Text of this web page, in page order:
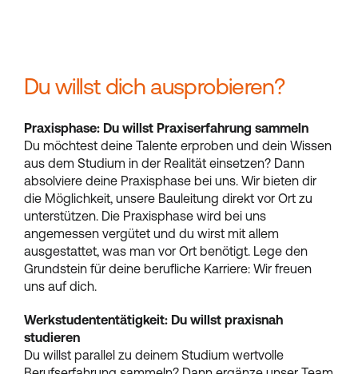
Du willst dich ausprobieren?
Praxisphase: Du willst Praxiserfahrung sammeln
Du möchtest deine Talente erproben und dein Wissen
aus dem Studium in der Realität einsetzen? Dann
absolviere deine Praxisphase bei uns. Wir bieten dir
die Möglichkeit, unsere Bauleitung direkt vor Ort zu
unterstützen. Die Praxisphase wird bei uns
angemessen vergütet und du wirst mit allem
ausgestattet, was man vor Ort benötigt. Lege den
Grundstein für deine berufliche Karriere: Wir freuen
uns auf dich.
Werkstudententätigkeit: Du willst praxisnah
studieren
Du willst parallel zu deinem Studium wertvolle